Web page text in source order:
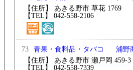
【住所】 あきる野市 草花 1769
【TEL】 042-558-2106
73 青果・食料品・タバコ 浦野
【住所】 あきる野市 瀬戸岡 459-3
【TEL】 042-558-7339